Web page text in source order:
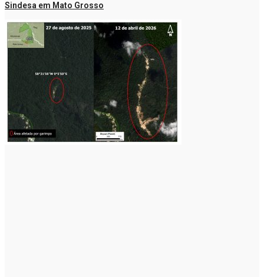
Sindesa em Mato Grosso